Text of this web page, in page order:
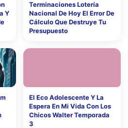
Y
Terminaciones Lotería
Nacional De Hoy El Error De
Cálculo Que Destruye Tu
Presupuesto
El Eco Adolescente Y La
Espera En Mi Vida Con Los
Chicos Walter Temporada
3